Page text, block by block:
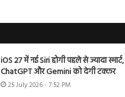
iOS 27 में नई Siri होगी पहले से ज्यादा स्मार्ट,
ChatGPT और Gemini को देगी टक्कर
25 July 2026 - 7:52 PM